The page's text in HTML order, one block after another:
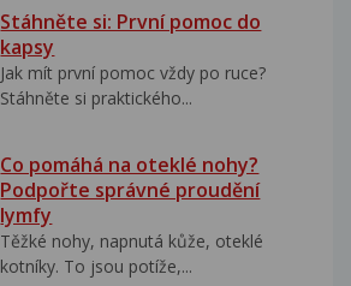
Stáhněte si: První pomoc do
kapsy
Jak mít první pomoc vždy po ruce?
Stáhněte si praktického...
Co pomáhá na oteklé nohy?
Podpořte správné proudění
lymfy
Těžké nohy, napnutá kůže, oteklé
kotníky. To jsou potíže,...